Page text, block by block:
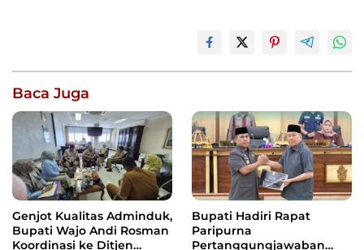
Baca Juga
Genjot Kualitas Adminduk,
Bupati Wajo Andi Rosman
Koordinasi ke Ditjen
Bupati Hadiri Rapat
Paripurna
Pertanggungjawaban